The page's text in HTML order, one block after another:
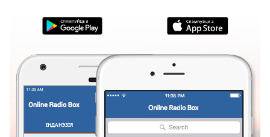
Duration-:-
0.00%
Stream
TypeLIVE
Seek to
ІНДАНЭЗІЯ